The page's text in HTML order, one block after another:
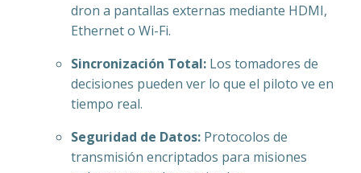
dron a pantallas externas mediante HDMI,
Ethernet o Wi-Fi.
Sincronización Total: Los tomadores de
decisiones pueden ver lo que el piloto ve en
tiempo real.
Seguridad de Datos: Protocolos de
transmisión encriptados para misiones